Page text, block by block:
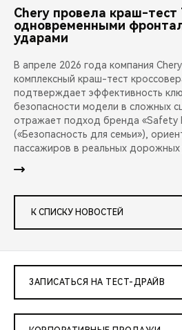
Chery провела краш-тест
одновременными
ударами
В апреле 2026 года компания
комплексный краш-тест
подтверждает эффективность
безопасности модели в сложных
отражает подход бренда «Safety
(«Безопасность для семьи»),
пассажиров в реальных дорожных
К СПИСКУ НОВОСТЕЙ
ЗАПИСАТЬСЯ НА ТЕСТ-ДРАЙВ